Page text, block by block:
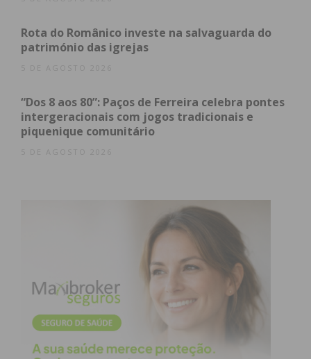
Assine nossa newsletter por e-mail e
condições
Rota do Românico investe na salvaguarda do
património das igrejas
5 DE AGOSTO 2026
“Dos 8 aos 80”: Paços de Ferreira celebra pontes
intergeracionais com jogos tradicionais e
piquenique comunitário
5 DE AGOSTO 2026